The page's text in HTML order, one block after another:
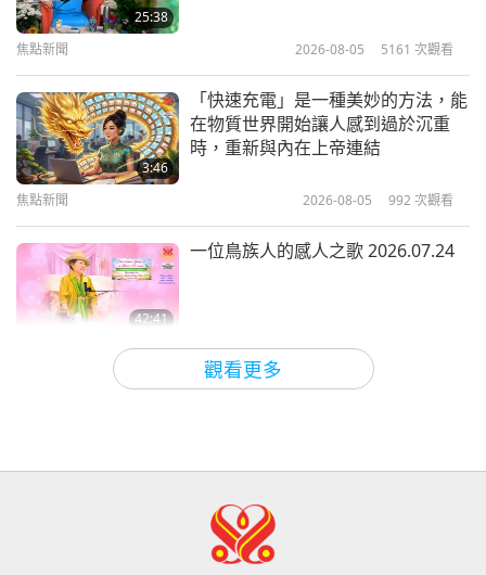
韓國音樂—傳統與現代的火花（二集
之一）
觀看更多
25:38
焦點新聞 2026-08-05 5161 次觀看
3:46
「快速充電」是一種美妙的方法，能
在物質世界開始讓人感到過於沉重
時，重新與內在上帝連結
焦點新聞 2026-08-05 992 次觀看
42:41
一位鳥族人的感人之歌 2026.07.24
2026-08-05
4:31
焦點新聞